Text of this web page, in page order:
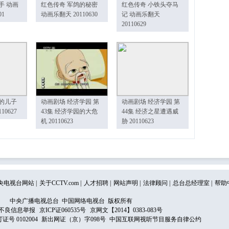
动画
红色传奇 军鸽的秘密
动画乐翻天 20110630
红色传奇 小铁头夺马
记 动画乐翻天
20110629
儿子
动画剧场 经济学园 第
43集 经济学园的大危
机 20110623
动画剧场 经济学园 第
44集 经济之星遭遇威
胁 20110623
电视台网站 关于CCTV.com 人才招聘 网站声明 法律顾问 总台总经理室 帮助
中央广播电视总台 中国网络电视台 版权所有
良信息举报
京ICP证060535号
京网文【2014】0383-083号
号 0102004 新出网证（京）字098号 中国互联网视听节目服务自律公约